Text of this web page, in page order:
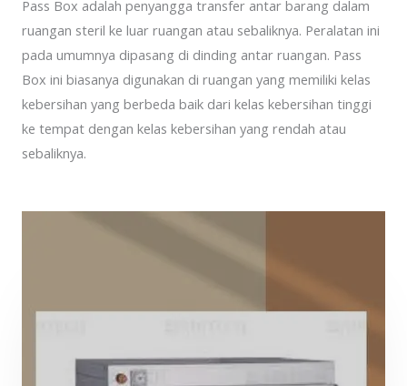
Pass Box adalah penyangga transfer antar barang dalam
ruangan steril ke luar ruangan atau sebaliknya. Peralatan ini
pada umumnya dipasang di dinding antar ruangan. Pass
Box ini biasanya digunakan di ruangan yang memiliki kelas
kebersihan yang berbeda baik dari kelas kebersihan tinggi
ke tempat dengan kelas kebersihan yang rendah atau
sebaliknya.